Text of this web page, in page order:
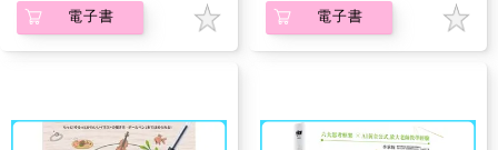
電子書 電子書